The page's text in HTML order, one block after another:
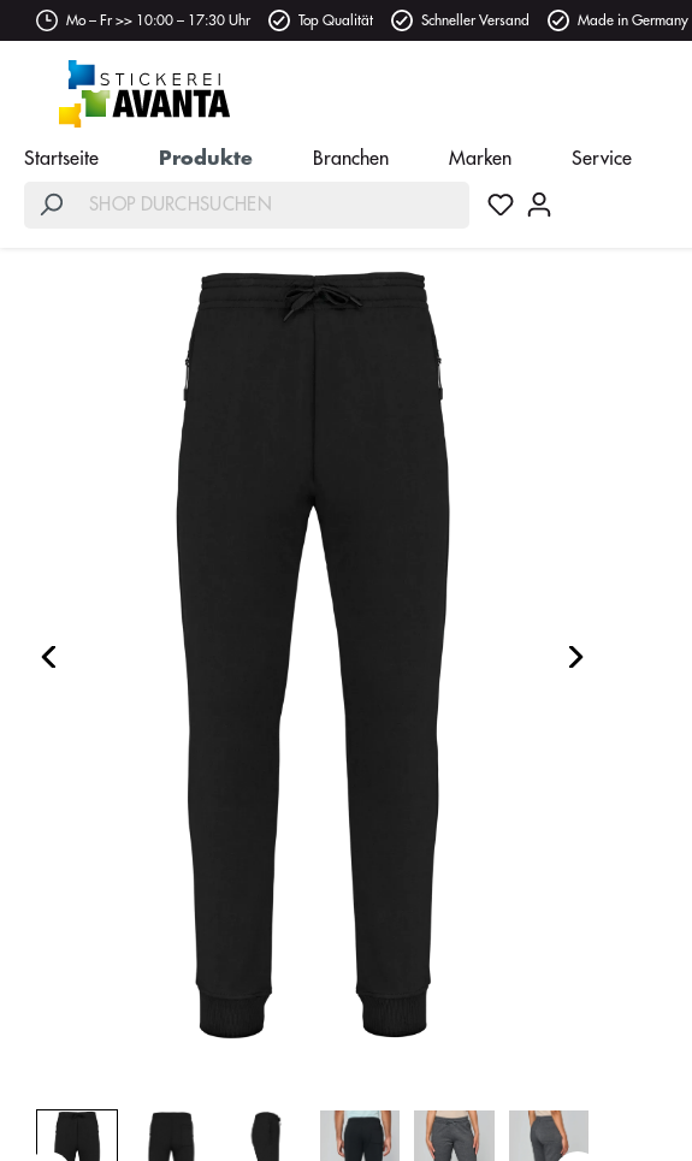
Mo – Fr >> 10:00 – 17:30 Uhr Top Qualität Schneller Versand Made in Germany
Startseite Produkte Branchen Marken Service